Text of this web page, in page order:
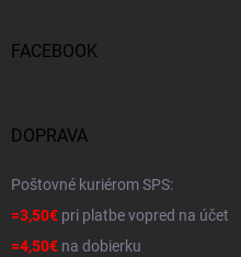
FACEBOOK
DOPRAVA
Poštovné kuriérom SPS:
=3,50€ pri platbe vopred na účet
=4,50€ na dobierku